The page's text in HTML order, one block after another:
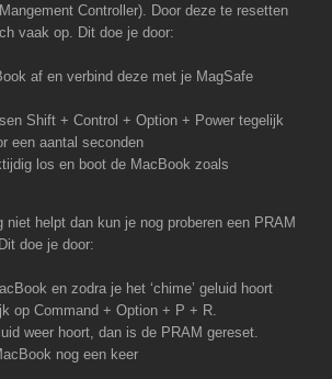
Controller). Door deze te resetten
vaak op. Dit doe je door:
af en verbind deze met je MagSafe
Shift + Control + Option + Power tegelijk
een aantal seconden
los en boot de MacBook zoals
niet helpt dan kun je nog proberen een PRAM
doe je door:
en zodra je het ‘chime’ geluid hoort
op Command + Option + P + R.
weer hoort, dan is de PRAM gereset.
nog een keer